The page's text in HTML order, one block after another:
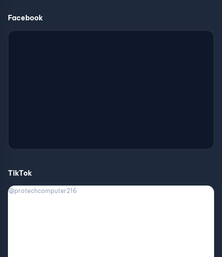
Facebook
TikTok
@protechcomputer216